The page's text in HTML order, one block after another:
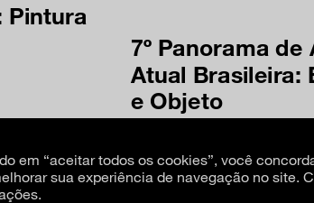
Pintura
7º Panorama de
Atual Brasileira:
e Objeto
1975
em “aceitar todos os cookies”, você
sua experiência de navegação no site.